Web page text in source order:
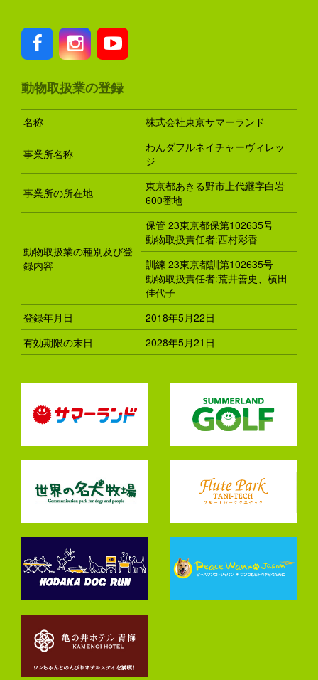
動物取扱業の登録
名称 株式会社東京サマーランド
事業所名称
わんダフルネイチャーヴィレッ
ジ
事業所の所在地
東京都あきる野市上代継字白岩
600番地
動物取扱業の種別及び登
録内容
保管 23東京都保第102635号
動物取扱責任者:西村彩香
訓練 23東京都訓第102635号
動物取扱責任者:荒井善史、横田
佳代子
登録年月日
2018年5月22日
有効期限の末日
2028年5月21日